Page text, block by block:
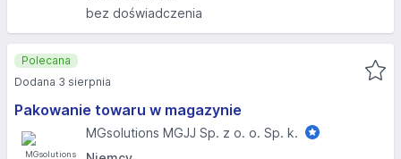
bez doświadczenia
Pakowanie towaru w magazynie
MGsolutions MGJJ Sp. z o. o. Sp. k.
Polecana
Dodana 3 sierpnia